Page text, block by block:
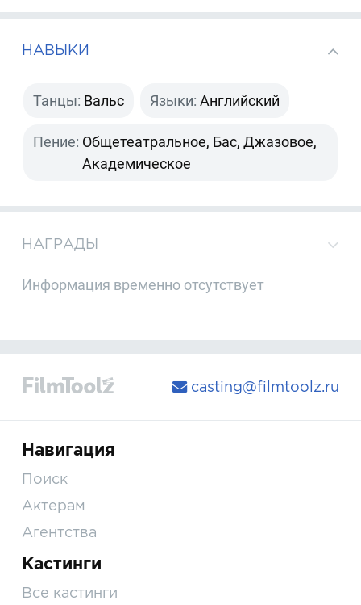
НАВЫКИ
Танцы: Вальс Языки: Английский
Пение: Общетеатральное, Бас, Джазовое,
Академическое
НАГРАДЫ
Информация временно отсутствует
casting@filmtoolz.ru
Навигация
Поиск
Актерам
Агентства
Кастинги
Все кастинги